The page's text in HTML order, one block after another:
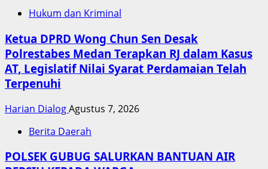
Hukum dan Kriminal
Ketua DPRD Wong Chun Sen Desak
Polrestabes Medan Terapkan RJ dalam Kasus
AT, Legislatif Nilai Syarat Perdamaian Telah
Terpenuhi
Harian DialogAgustus 7, 2026
Berita Daerah
POLSEK GUBUG SALURKAN BANTUAN AIR